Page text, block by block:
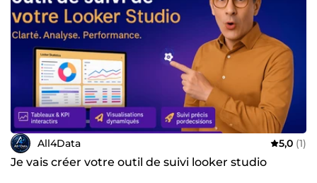
All4Data 5,0 (1)
Je vais créer votre outil de suivi looker studio